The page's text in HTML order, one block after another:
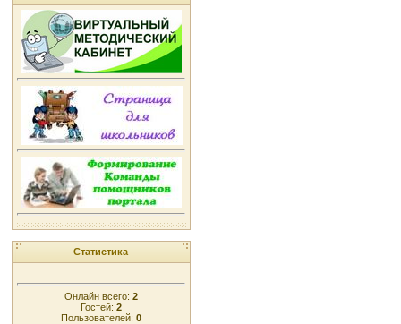
Статистика
Онлайн всего: 2
Гостей: 2
Пользователей: 0